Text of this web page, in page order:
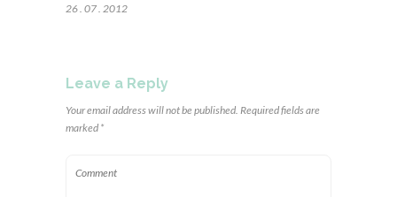
26 . 07 . 2012
Leave a Reply
Your email address will not be published. Required fields are
marked *